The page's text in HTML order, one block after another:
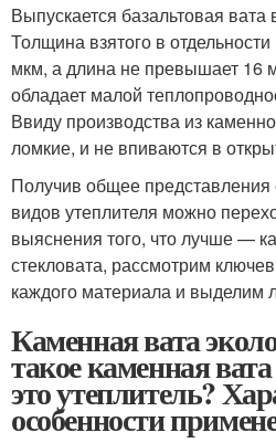
Выпускается базальтовая
Толщина взятого в
мкм, а длина не превышает 16
обладает малой
Ввиду производства из
ломкие, и не впиваются в
Получив общее представления
видов утеплителя можно
выяснения того, что лучше —
стекловата, рассмотрим
каждого материала и выделим
Каменная вата
такое каменная
это утеплитель?
особенности